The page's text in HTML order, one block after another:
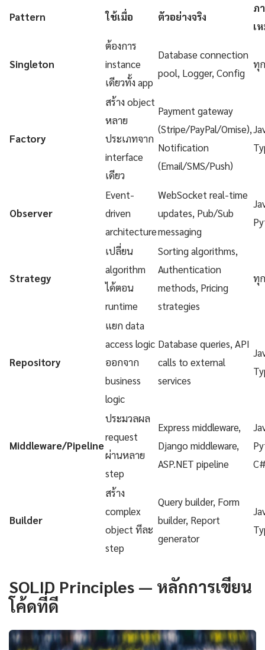
Pattern ใช้เมื่อ ตัวอย่างจริง
ภ
เ
Singleton
ต้องการ
instance
เดียวทั้ง app
Database connection
pool, Logger, Config
ทุ
Factory
สร้าง object
หลาย
ประเภทจาก
interface
เดียว
Payment gateway
(Stripe/PayPal/Omise),
Notification
(Email/SMS/Push)
Observer
Event-
driven
architecture
WebSocket real-time
updates, Pub/Sub
messaging
Strategy
เปลี่ยน
algorithm
ได้ตอน
runtime
Sorting algorithms,
Authentication
methods, Pricing
strategies
ทุ
Repository
แยก data
access logic
ออกจาก
business
logic
Database queries, API
calls to external
services
Middleware/Pipeline
ประมวลผล
request
ผ่านหลาย
step
Express middleware,
Django middleware,
ASP.NET pipeline
Builder
สร้าง
complex
object ทีละ
step
Query builder, Form
builder, Report
generator
SOLID Principles — หลักการเขียน
โค้ดที่ดี